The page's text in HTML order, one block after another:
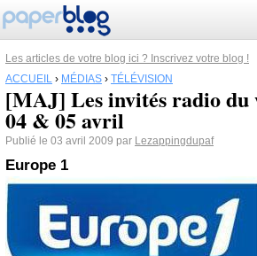
Les articles de votre blog ici ? Inscrivez votre blog !
ACCUEIL › MÉDIAS › TÉLÉVISION
[MAJ] Les invités radio du
04 & 05 avril
Publié le 03 avril 2009 par Lezappingdupaf
Europe 1